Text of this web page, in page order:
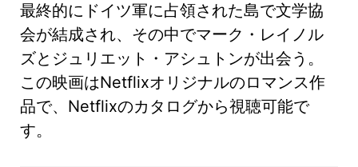
最終的にドイツ軍に占領された島で文学協
会が結成され、その中でマーク・レイノル
ズとジュリエット・アシュトンが出会う。
この映画はNetflixオリジナルのロマンス作
品で、Netflixのカタログから視聴可能で
す。